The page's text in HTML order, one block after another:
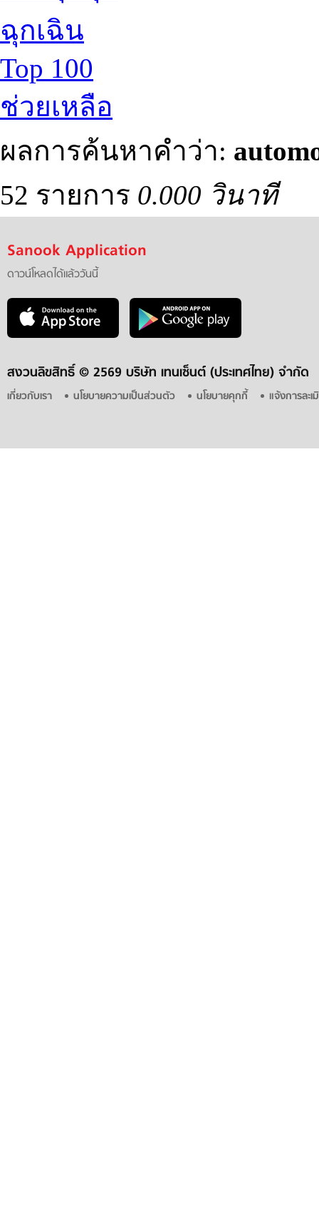
ฉุกเฉิน
Top 100
ช่วยเหลือ
ผลการค้นหาคำว่า:
52 รายการ 0.000 วินาที
Sanook Application
ดาวน์โหลดได้แล้ววันนี้
สงวนลิขสิทธิ์ © 2569 บริษัท เทนเซ็นต์ (ประเทศไทย) จำกัด
เกี่ยวกับเรา นโยบายความเป็นส่วนตัว นโยบายคุกกี้ แจ้งการละ